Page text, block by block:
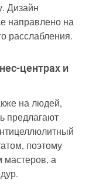
Дизайн
направлено на
расслабления.
центрах и
на людей,
предлагают
поэтому
мастеров, а